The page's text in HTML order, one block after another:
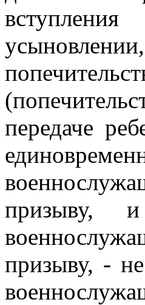
передаче
призыву,
призыву, -